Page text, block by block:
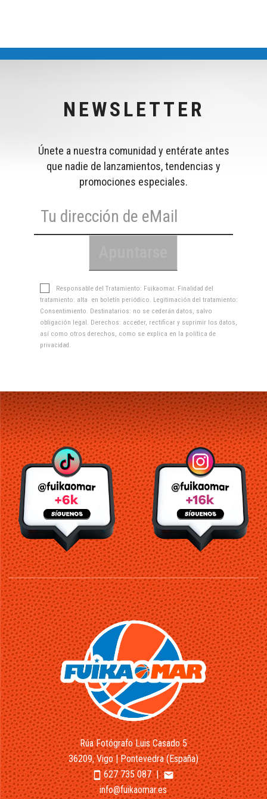
NEWSLETTER
Únete a nuestra comunidad y entérate antes
que nadie de lanzamientos, tendencias y
promociones especiales.
Responsable del Tratamiento: Fuikaomar. Finalidad del
tratamiento: alta en boletín periódico. Legitimación del tratamiento:
Consentimiento. Destinatarios: no se cederán datos, salvo
obligación legal. Derechos: acceder, rectificar y suprimir los datos,
así como otros derechos, como se explica en la política de
privacidad
Rúa Fotógrafo Luis Casado 5
36209, Vigo | Pontevedra (España)
smartphone627 735 087|email
info@fuikaomar.es